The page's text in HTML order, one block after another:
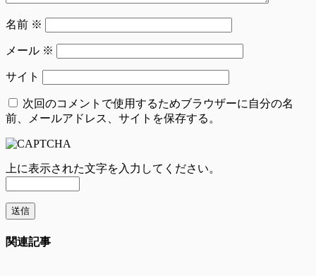
名前 ※
メール ※
サイト
次回のコメントで使用するためブラウザーに自分の名
前、メールアドレス、サイトを保存する。
上に表示された文字を入力してください。
関連記事